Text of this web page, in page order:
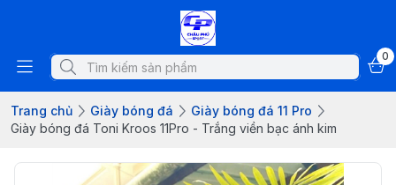
0
Trang chủ Giày bóng đá
Giày bóng đá 11 Pro
Giày bóng đá Toni Kroos 11Pro - Trắng viền bạc ánh kim